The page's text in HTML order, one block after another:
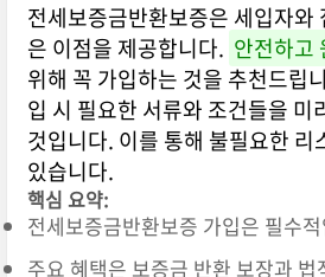
전세보증금반환보증은 세입자와
은 이점을 제공합니다. 안전하고
위해 꼭 가입하는 것을 추천드립
입 시 필요한 서류와 조건들을 미
것입니다. 이를 통해 불필요한 리
있습니다.
핵심 요약:
전세보증금반환보증 가입은 필수
주요 혜택은 보증금 반환 보장과